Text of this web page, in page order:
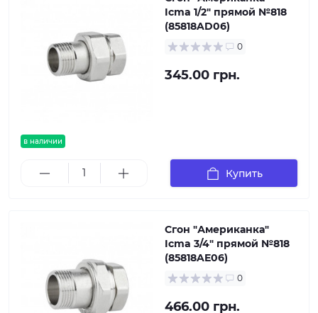
в наличии
Icma 1/2" прямой №818
(85818AD06)
0
345.00 грн.
Купить
Сгон "Американка"
Icma 3/4" прямой №818
(85818AE06)
0
466.00 грн.